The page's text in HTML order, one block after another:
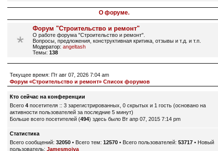
О форуме.
Форум "Строительство и ремонт"
О работе форума "Строительство и ремонт".
Вопросы, предложения, конструктивная критика, отзывы и т.д. и т.п.
Модератор: angeltash
Темы: 138
Текущее время: Пт авг 07, 2026 7:04 am
Форум «Строительство и ремонт» Список форумов
Кто сейчас на конференции
Всего 4 посетителя :: 3 зарегистрированных, 0 скрытых и 1 гость (основано на
активности пользователей за последние 5 минут)
Больше всего посетителей (494) здесь было Вт апр 07, 2015 7:14 pm
Статистика
Всего сообщений: 32050 • Всего тем: 12570 • Всего пользователей: 53717 • Новый
пользователь: Jamesmoiva